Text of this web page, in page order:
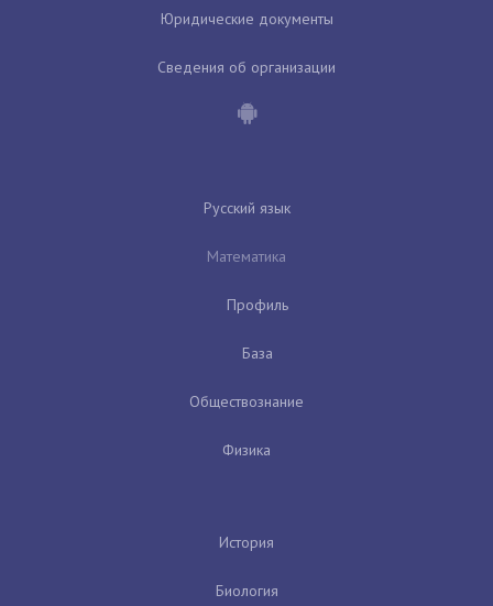
Юридические документы
Сведения об организации
Русский язык
Математика
Профиль
База
Обществознание
Физика
История
Биология